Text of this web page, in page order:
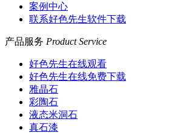
案例中心
联系好色先生软件下载
产品服务 Product Service
好色先生在线观看
好色先生在线免费下载
雅晶石
彩陶石
液态米洞石
真石漆